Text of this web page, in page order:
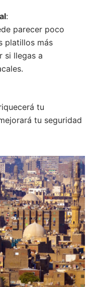
:
parecer poco
platillos más
si llegas a
tu
tu seguridad